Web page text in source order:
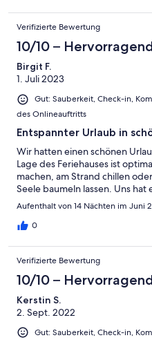
Verifizierte Bewertung
10/10 –
Birgit F.
1. Juli 2023
Gut: Sauberkeit, Check-in,
des Onlineauftritts
Entspannter Urlaub in
Wir hatten einen schönen
Lage des Feriehauses ist
machen, am Strand chillen
Seele baumeln lassen. Uns hat
Aufenthalt von 14 Nächten im Juni
0
Verifizierte Bewertung
10/10 –
Kerstin S.
2. Sept. 2022
Gut: Sauberkeit, Check-in,